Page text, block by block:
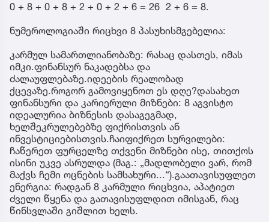
0 + 8 + 0 + 8 + 2 + 0 + 2 + 6 = 26 2 + 6 = 8.
ნუმეროლოგიაში რიცხვი 8 პასუხისმგებელია:
კარმულ სამართლიანობაზე: რასაც დასთეს, იმას
იმკი.ფინანსურ ნაკადებსა და
ძალაუფლებაზე.იდეების რეალობად
ქცევაზე.როგორ გამოვიყენოთ ეს დღე?დასახეთ
ფინანსური და კარიერული მიზნები: 8 აგვისტო
იდეალურია ბიზნესის დასაგეგმად,
ხელშეკრულებებზე ფიქრისთვის ან
ინვესტიციებისთვის.ჩაიფიქრეთ სურვილები:
ჩაწერეთ ფურცელზე თქვენი მიზნები ისე, თითქოს
ისინი უკვე ასრულდა (მაგ.: „მადლობელი ვარ, რომ
მაქვს ჩემი ოცნების სამსახური...“).გაათავისუფლეთ
ენერგია: რადგან 8 კარმული რიცხვია, აპატიეთ
ძველი წყენა და გათავისუფლდით იმისგან, რაც
წინსვლაში გიშლით ხელს.